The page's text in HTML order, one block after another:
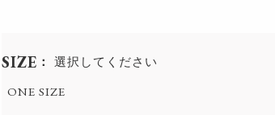
SIZE 選択してください
ONE SIZE